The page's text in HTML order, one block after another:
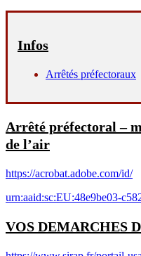
Infos
Arrêtés préfectoraux
Arrêté préfectoral –
de l’air
https://acrobat.adobe.com/id/
urn:aaid:sc:EU:48e9be03-
VOS DEMARCHES